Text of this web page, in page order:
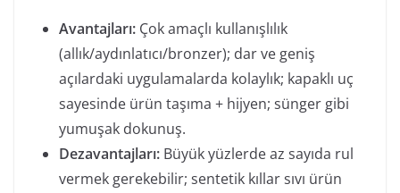
Avantajları: Çok amaçlı kullanışlılık
(allık/aydınlatıcı/bronzer); dar ve geniş
açılardaki uygulamalarda kolaylık; kapaklı uç
sayesinde ürün taşıma + hijyen; sünger gibi
yumuşak dokunuş.
Dezavantajları: Büyük yüzlerde az sayıda rul
vermek gerekebilir; sentetik kıllar sıvı ürün